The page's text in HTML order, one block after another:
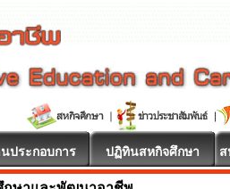
ประกอบการ ปฏิทินสหกิจศึกษา